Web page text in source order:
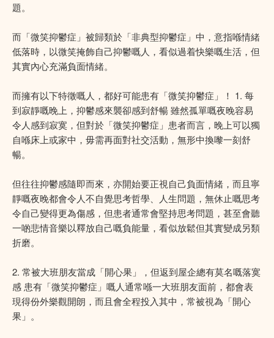
題。
而「微笑抑鬱症」被歸類於「非典型抑鬱症」中，意指喺情緒
低落時，以微笑掩飾自己抑鬱嘅人，看似過着快樂嘅生活，但
其實內心充滿負面情緒。
而擁有以下特徵嘅人，都好可能患有「微笑抑鬱症」！ 1. 每
到寂靜嘅晚上，抑鬱感來襲卻感到舒暢 雖然孤單嘅夜晚容易
令人感到寂寞，但對於「微笑抑鬱症」患者而言，晚上可以獨
自喺床上或家中，毋需再面對社交活動，無形中換嚟一刻舒
暢。
但往往抑鬱感隨即而來，亦開始要正視自己負面情緒，而且寧
靜嘅夜晚都會令人不自覺思考哲學、人生問題，無休止嘅思考
令自己變得更為傷感，但患者通常會堅持思考問題，甚至會聽
一啲悲情音樂以釋放自己嘅負能量，看似放鬆但其實變成另類
折磨。
2. 常被大班朋友當成「開心果」，但返到屋企總有莫名嘅落寞
感 患有「微笑抑鬱症」嘅人通常喺一大班朋友面前，都會表
現得份外樂觀開朗，而且會全程投入其中，常被視為「開心
果」。